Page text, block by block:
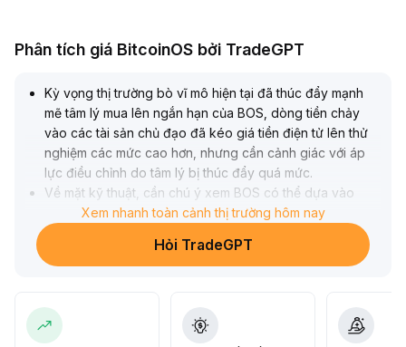
Phân tích giá BitcoinOS bởi TradeGPT
Kỳ vọng thị trường bò vĩ mô hiện tại đã thúc đẩy mạnh
mẽ tâm lý mua lên ngắn hạn của BOS, dòng tiền chảy
vào các tài sản chủ đạo đã kéo giá tiền điện tử lên thử
nghiệm các mức cao hơn, nhưng cần cảnh giác với áp
lực điều chỉnh do tâm lý bị thúc đẩy quá mức.
Về mặt kỹ thuật, cần chú ý xem BOS có thể dựa vào
khối lượng giao dịch lớn để phá vỡ và đứng vững tại khu
vực kháng cự then chốt hay không (khuyến nghị chú ý
khu vực cộng hưởng giữa đường trung bình động và
Biểu hiện trung dài hạn phụ thuộc nhiều vào tốc độ mở
rộng hệ sinh thái và triển khai ứng dụng, nếu tiến trình
Xem nhanh toàn cảnh thị trường hôm nay
Hỏi TradeGPT